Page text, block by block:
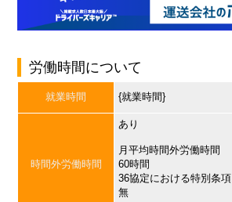
労働時間について
就業時間 {就業時間}
時間外労働時間
あり
月平均時間外労働時間
60時間
36協定における特別条項
無